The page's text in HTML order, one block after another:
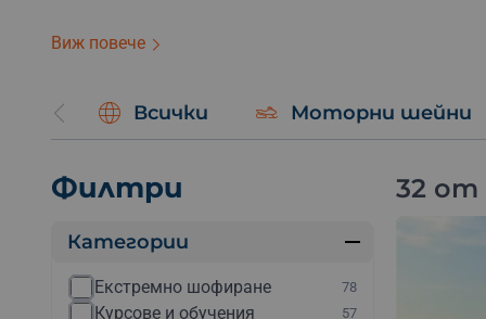
Персонализация:
Всеки ваучер може да бъде
Удобство:Бързо и лесно поръчване онлайн, с
Качество:Гарантирано качество и безопасност
Виж повече
Всички Моторни шейни
Филтри
Категории
Екстремно шофиране 78
Курсове и обучения 57
32 от